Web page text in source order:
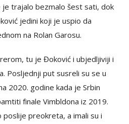
trajalo bezmalo šest sati, dok
jedini koji je uspio da
na Rolan Garosu.
tu je Đoković i ubjedljiviji i
Posljednji put susreli su se u
2020. godine kada je Srbin
finale Vimbldona iz 2019.
preokreta, a imali su i